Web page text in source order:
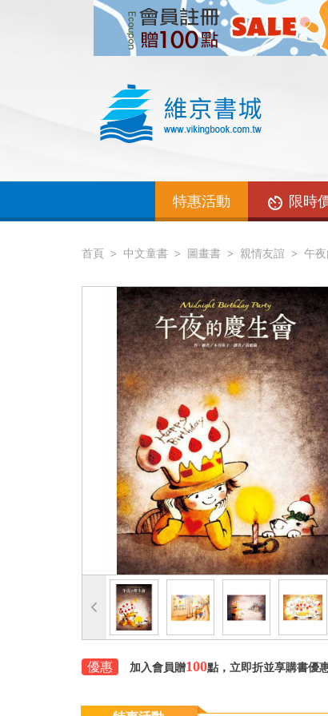
特惠活動 限時
首頁 中文童書 圖畫書 親情友誼 午
優惠 加入會員贈100點，立即折並享購書優惠